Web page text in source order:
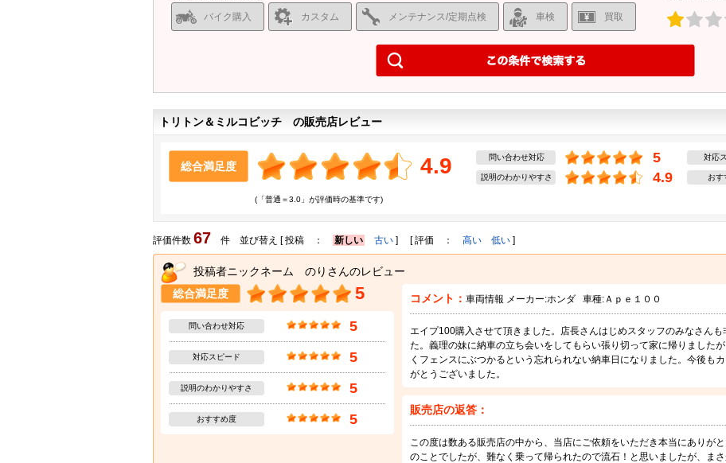
バイク購入 カスタム メンテナンス/定期点検 車検 買取
トリトン＆ミルコビッチ の販売店レビュー
総合満足度 4.9
(「普通＝3.0」が評価時の基準です)
問い合わせ対応 5 対応
説明のわかりやすさ 4.9 おす
評価件数 67 件 並び替え [ 投稿 ： 新しい 古い ] [ 評価 ： 高い 低い ]
投稿者ニックネーム のりさんのレビュー
総合満足度 5
問い合わせ対応 5
対応スピード 5
説明のわかりやすさ 5
おすすめ度 5
コメント： 車両情報 メーカー:ホンダ 車種:Ａｐｅ１００
エイプ100購入させて頂きました。店長さんはじめスタッフのみなさん
た。義理の妹に納車の立ち会いをしてもらい張り切って家に帰りました
くフェンスにぶつかるという忘れられない納車日になりました。今後も
がとうございました。
販売店の返答：
この度は数ある販売店の中から、当店にご依頼をいただき本当にありが
のことでしたが、難なく乗って帰られたので流石！と思いましたが、ま